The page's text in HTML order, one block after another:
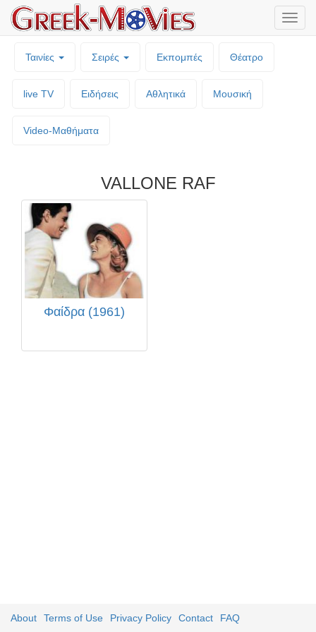
Ταινίες Σειρές Εκπομπές Θέατρο
live TV Ειδήσεις Αθλητικά Μουσική
Video-Mαθήματα
VALLONE RAF
Φαίδρα (1961)
About Terms of Use Privacy Policy Contact FAQ